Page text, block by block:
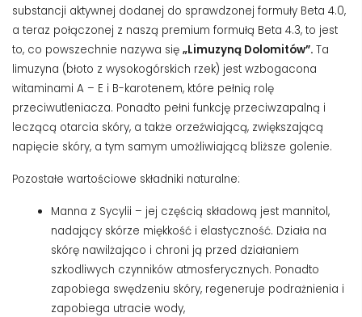
substancji aktywnej dodanej do sprawdzonej formuły Beta 4.0,
a teraz połączonej z naszą premium formułą Beta 4.3, to jest
to, co powszechnie nazywa się „Limuzyną Dolomitów”. Ta
limuzyna (błoto z wysokogórskich rzek) jest wzbogacona
witaminami A – E i B-karotenem, które pełnią rolę
przeciwutleniacza. Ponadto pełni funkcję przeciwzapalną i
leczącą otarcia skóry, a także orzeźwiającą, zwiększającą
napięcie skóry, a tym samym umożliwiającą bliższe golenie.
Pozostałe wartościowe składniki naturalne:
Manna z Sycylii – jej częścią składową jest mannitol,
nadający skórze miękkość i elastyczność. Działa na
skórę nawilżająco i chroni ją przed działaniem
szkodliwych czynników atmosferycznych. Ponadto
zapobiega swędzeniu skóry, regeneruje podrażnienia i
zapobiega utracie wody,